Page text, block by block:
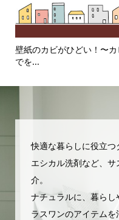
壁紙のカビがひどい！〜
でを...
快適な暮らしに役立つ
エシカル洗剤など、
介。
ナチュラルに、暮ら
ラスワンのアイテムを